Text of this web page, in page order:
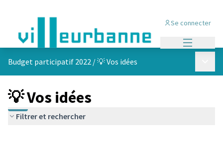
Se connecter
Budget participatif 2022 /💡 Vos idées
💡 Vos idées
Filtrer et rechercher